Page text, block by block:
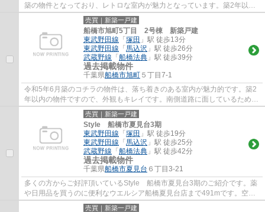
築の物件となっており、レトロな室内が魅力となっています。築2年以内
の物件ですので、外観もキレイです。道路が...
売買｜新築一戸建
船橋市旭町5丁目 2号棟 新築戸建
東武野田線 「 塚田 」駅 徒歩13分
東武野田線 「 馬込沢 」駅 徒歩26分
武蔵野線 「 船橋法典 」駅 徒歩39分
過去掲載物件
千葉県船橋市旭町 ５丁目7-1
令和5年6月築のコチラの物件は、落ち着きのある室内が魅力的です。築2
年以内の物件ですので、外観もキレイです。南側道路に面しているため、
日当たりを確保する事が出来ます。駅まで徒...
売買｜新築一戸建
Style 船橋市夏見台3期
東武野田線 「 塚田 」駅 徒歩19分
東武野田線 「 馬込沢 」駅 徒歩25分
武蔵野線 「 船橋法典 」駅 徒歩42分
過去掲載物件
千葉県船橋市夏見台 ６丁目3-21
多くの方からご好評頂いているStyle 船橋市夏見台3期のご紹介です。薬
や日用品を買うのに便利なウエルシア船橋夏見台店まで491mです。空間
を有効的に使え、高さが映える吹抜けのある...
売買｜新築一戸建